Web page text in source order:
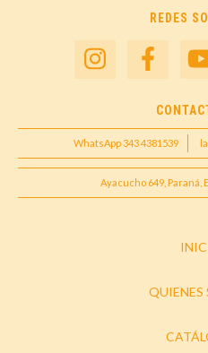
REDES
WhatsApp 343 4381539
Ayacucho 649, Paraná,
QUIENES